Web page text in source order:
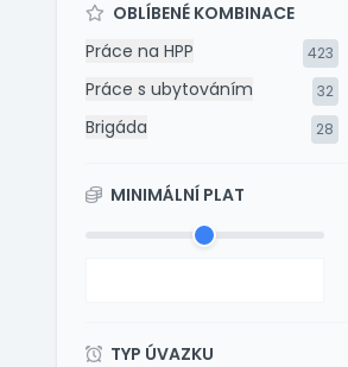
OBLÍBENÉ KOMBINACE
Práce na HPP
423
Práce s ubytováním 32
Brigáda 28
MINIMÁLNÍ PLAT
TYP ÚVAZKU